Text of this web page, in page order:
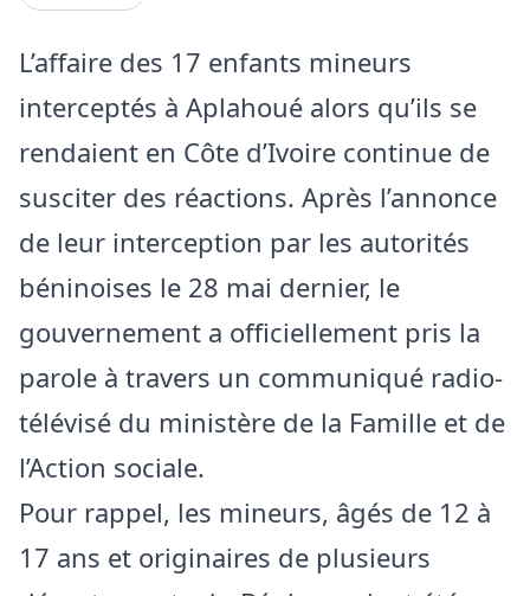
L’affaire des 17 enfants mineurs
interceptés à Aplahoué alors qu’ils se
rendaient en Côte d’Ivoire continue de
susciter des réactions. Après l’annonce
de leur interception par les autorités
béninoises le 28 mai dernier, le
gouvernement a officiellement pris la
parole à travers un communiqué radio-
télévisé du ministère de la Famille et de
l’Action sociale.
Pour rappel, les mineurs, âgés de 12 à
17 ans et originaires de plusieurs